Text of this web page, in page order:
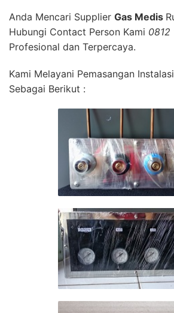
Anda Mencari Supplier Gas Medis
Hubungi Contact Person Kami 0812
Profesional dan Terpercaya.
Kami Melayani Pemasangan
Sebagai Berikut :